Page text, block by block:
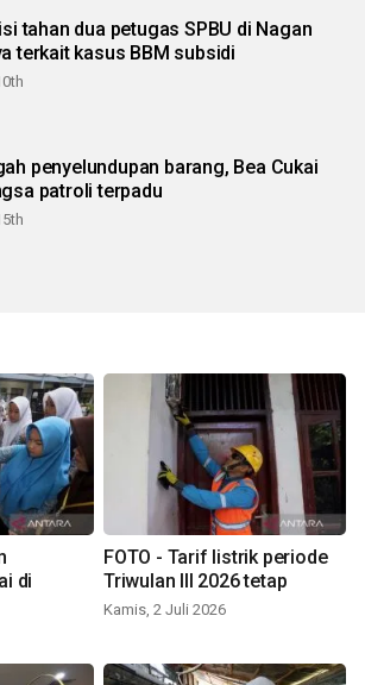
tahan dua petugas SPBU di Nagan
terkait kasus BBM subsidi
penyelundupan barang, Bea Cukai
patroli terpadu
di
FOTO - Tarif listrik periode
Triwulan III 2026 tetap
Kamis, 2 Juli 2026